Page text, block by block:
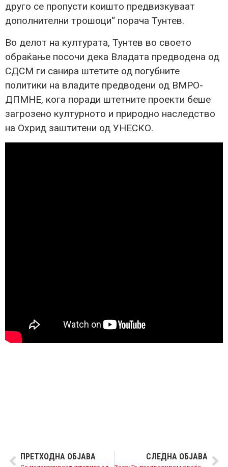
друго се пропусти коишто предвизкуваат
дополнителни трошоци“ порача Тунтев.
Во делот на културата, Тунтев во своето
обраќање посочи дека Владата предводена од
СДСМ ги санира штетите од погубните
политики на владите предводени од ВМРО-
ДПМНЕ, кога поради штетните проекти беше
загрозено културното и природно наследство
на Охрид заштитени од УНЕСКО.
ПРЕТХОДНА ОБЈАВА СЛЕДНА ОБЈАВА